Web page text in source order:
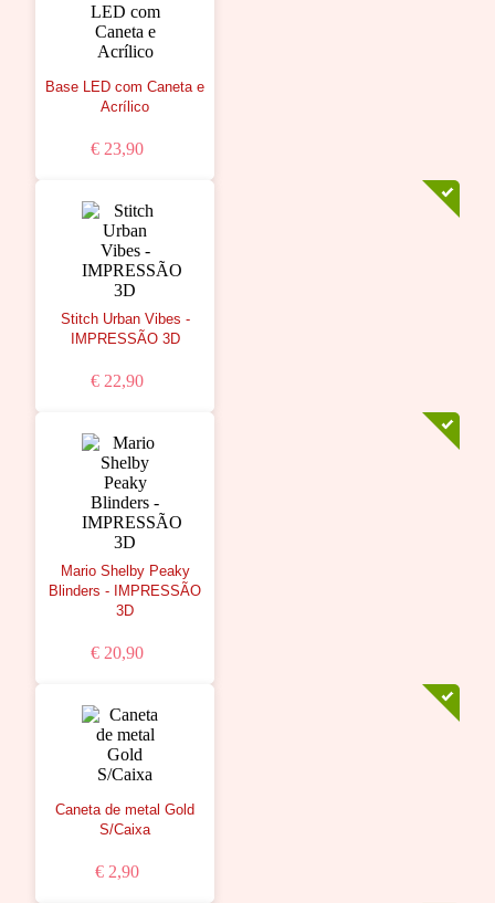
Base LED com Caneta e
Acrílico
€ 23,90
Stitch Urban Vibes -
IMPRESSÃO 3D
€ 22,90
Mario Shelby Peaky
Blinders - IMPRESSÃO
3D
€ 20,90
Caneta de metal Gold
S/Caixa
€ 2,90